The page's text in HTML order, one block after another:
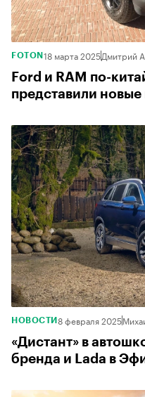
FOTON 18 марта 2025Дмитрий
Ford и RAM по-
представили
НОВОСТИ 8 февраля 2025
«Дистант» в
бренда и Lada в